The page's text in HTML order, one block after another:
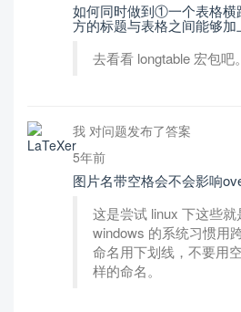
如何同时做到①一个表格
方的标题与表格之间能够加
去看看 longtable 宏包吧。
我 对问题发布了答案
5年前
图片名带空格会不会影响
这是尝试 linux 下这些
windows 的系统习惯用
命名用下划线，不要用
样的命名。